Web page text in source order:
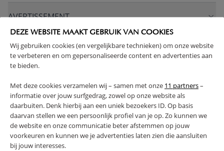
DEZE WEBSITE MAAKT GEBRUIK VAN COOKIES
Wij gebruiken cookies (en vergelijkbare technieken) om onze website
te verbeteren en om gepersonaliseerde content en advertenties aan
te bieden.
Met deze cookies verzamelen wij – samen met onze 11 partners–
informatie over jouw surfgedrag, zowel op onze website als
daarbuiten. Denk hierbij aan een uniek bezoekers ID. Op basis
daarvan stellen we een persoonlijk profiel van je op. Zo kunnen we
de website en onze communicatie beter afstemmen op jouw
voorkeuren en kunnen we je advertenties laten zien die aansluiten
bij jouw interesses.
AVERTISSEMENT
CARACTÉRISTIQUES
FAQ
RETOURS